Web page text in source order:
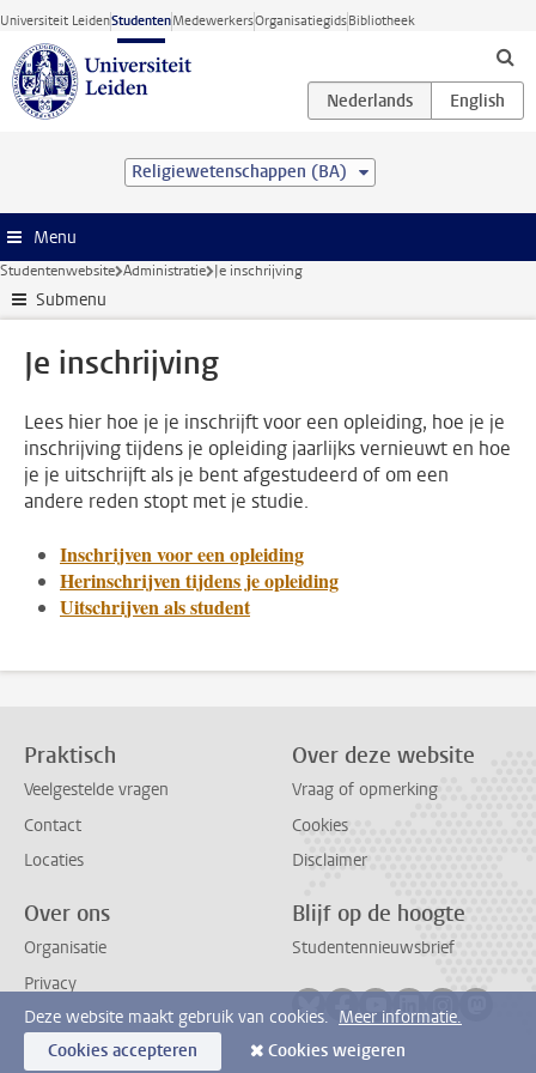
Ga direct naar de inhoud
Universiteit LeidenStudentenMedewerkersOrganisatiegidsBibliotheek
Religiewetenschappen (BA)
Menu
Studentenwebsite Administratie Je inschrijving
Submenu
Je inschrijving
Lees hier hoe je je inschrijft voor een opleiding, hoe je je
inschrijving tijdens je opleiding jaarlijks vernieuwt en hoe
je je uitschrijft als je bent afgestudeerd of om een
andere reden stopt met je studie.
Inschrijven voor een opleiding
Herinschrijven tijdens je opleiding
Uitschrijven als student
Praktisch
Veelgestelde vragen
Contact
Locaties
Over deze website
Vraag of opmerking
Cookies
Disclaimer
Over ons
Organisatie
Privacy
Blijf op de hoogte
Studentennieuwsbrief
Deze website maakt gebruik van cookies. Meer informatie.
Cookies accepteren
Cookies weigeren